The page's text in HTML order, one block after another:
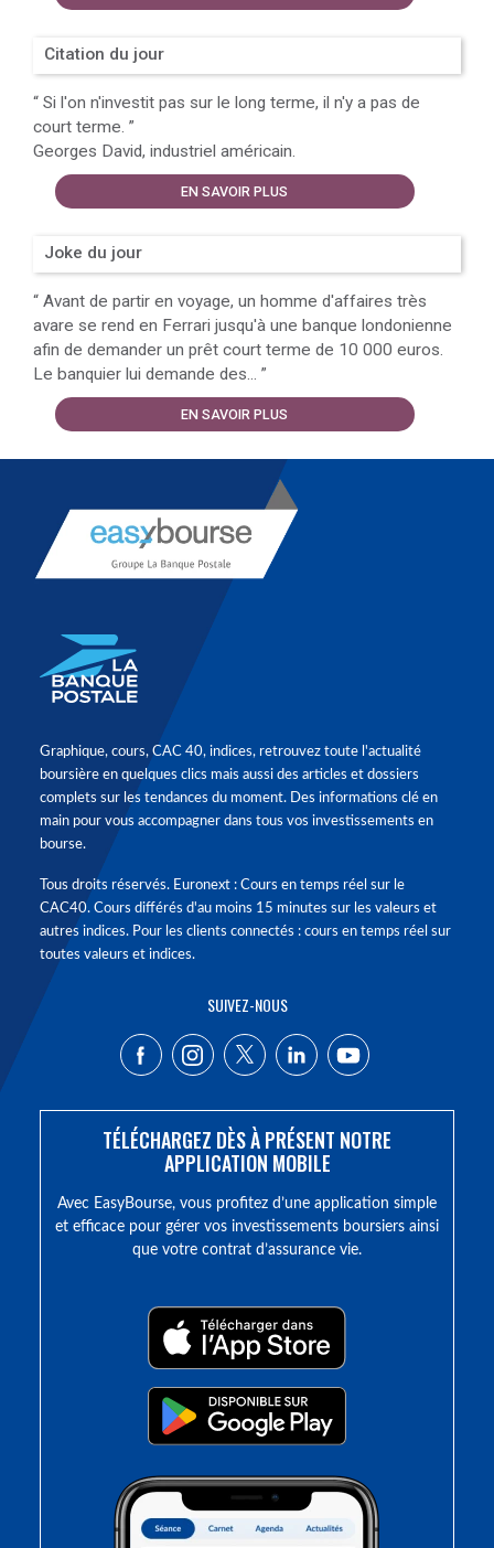
Citation du jour
“ Si l'on n'investit pas sur le long terme, il n'y a pas de
court terme. ”
Georges David, industriel américain.
EN SAVOIR PLUS
Joke du jour
“ Avant de partir en voyage, un homme d'affaires très
avare se rend en Ferrari jusqu'à une banque londonienne
afin de demander un prêt court terme de 10 000 euros.
Le banquier lui demande des... ”
EN SAVOIR PLUS
Graphique, cours, CAC 40, indices, retrouvez toute l'actualité
boursière en quelques clics mais aussi des articles et dossiers
complets sur les tendances du moment. Des informations clé en
main pour vous accompagner dans tous vos investissements en
bourse.
Tous droits réservés. Euronext : Cours en temps réel sur le
CAC40. Cours différés d'au moins 15 minutes sur les valeurs et
autres indices. Pour les clients connectés : cours en temps réel sur
toutes valeurs et indices.
SUIVEZ-NOUS
TÉLÉCHARGEZ DÈS À PRÉSENT NOTRE
APPLICATION MOBILE
Avec EasyBourse, vous profitez d’une application simple
et efficace pour gérer vos investissements boursiers ainsi
que votre contrat d’assurance vie.